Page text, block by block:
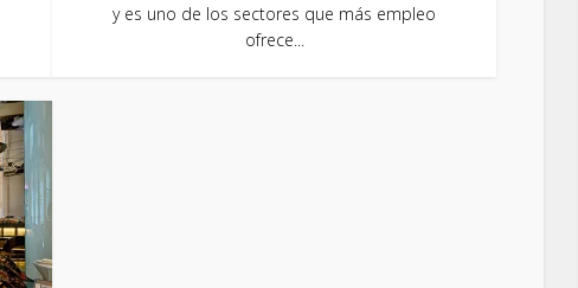
y es uno de los sectores que más empleo
ofrece...